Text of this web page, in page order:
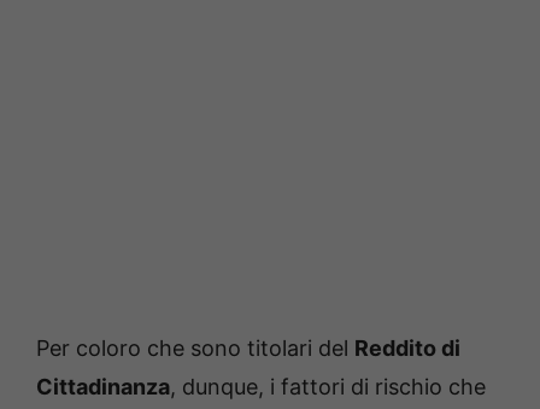
Per coloro che sono titolari del Reddito di
Cittadinanza, dunque, i fattori di rischio che